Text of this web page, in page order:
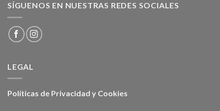
SÍGUENOS EN NUESTRAS REDES SOCIALES
LEGAL
Políticas de Privacidad y Cookies